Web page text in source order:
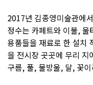
2017년 김종영미술관에
정수는 카페트와 이불,
용품들을 재료로 한 설치
을 전시장 곳곳에 무리
구름, 풀, 물방울, 달, 꽃